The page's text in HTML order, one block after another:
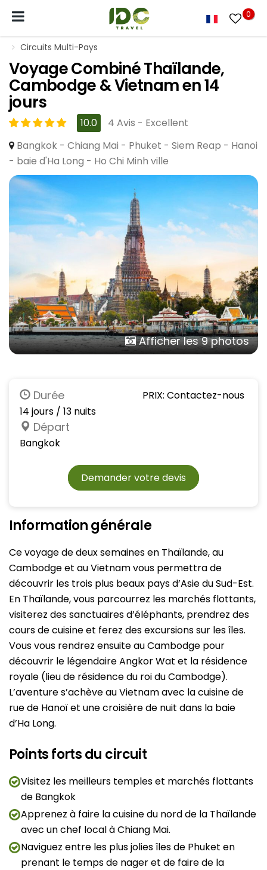
0
Circuits Multi-Pays
Voyage Combiné Thaïlande,
Cambodge & Vietnam en 14
jours
10.0
4 Avis - Excellent
Bangkok - Chiang Mai - Phuket - Siem Reap - Hanoi
- baie d'Ha Long - Ho Chi Minh ville
Afficher les 9 photos
Durée
14 jours / 13 nuits
Départ
Bangkok
PRIX: Contactez-nous
Demander votre devis
Information générale
Ce voyage de deux semaines en Thaïlande, au
Cambodge et au Vietnam vous permettra de
découvrir les trois plus beaux pays d’Asie du Sud-Est.
En Thaïlande, vous parcourrez les marchés flottants,
visiterez des sanctuaires d’éléphants, prendrez des
cours de cuisine et ferez des excursions sur les îles.
Vous vous rendrez ensuite au Cambodge pour
découvrir le légendaire Angkor Wat et la résidence
royale (lieu de résidence du roi du Cambodge).
L’aventure s’achève au Vietnam avec la cuisine de
rue de Hanoï et une croisière de nuit dans la baie
d’Ha Long.
Points forts du circuit
Visitez les meilleurs temples et marchés flottants
de Bangkok
Apprenez à faire la cuisine du nord de la Thaïlande
avec un chef local à Chiang Mai.
Naviguez entre les plus jolies îles de Phuket en
prenant le temps de nager et de faire de la